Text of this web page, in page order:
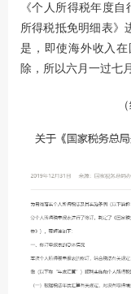
《个人所得税年度
所得税抵免明细表》
是，即使海外收入
除，所以六月一过七
（